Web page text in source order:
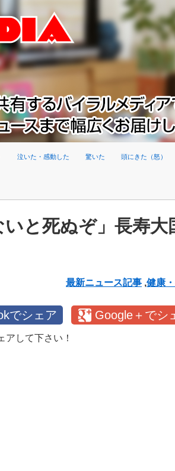
泣いた・感動した 驚いた 頭にきた（怒）
と死ぬぞ」長寿大
最新ニュース記事 ,健康
でシェア Google＋でシ
アして下さい！